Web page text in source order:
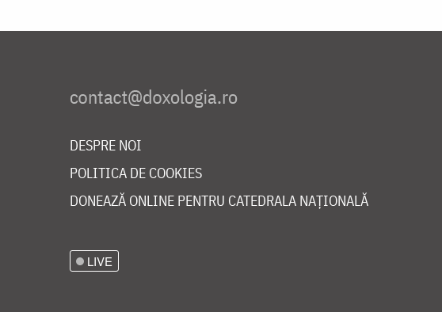
DESPRE NOI
POLITICA DE COOKIES
DONEAZĂ ONLINE PENTRU CATEDRALA NAȚIONALĂ
LIVE